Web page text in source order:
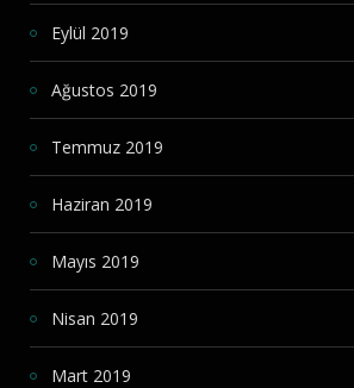
Eylül 2019
Ağustos 2019
Temmuz 2019
Haziran 2019
Mayıs 2019
Nisan 2019
Mart 2019